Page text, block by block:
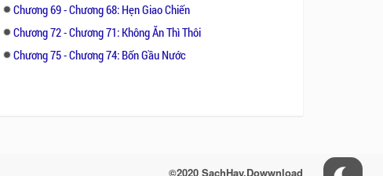
Chương 69 - Chương 68: Hẹn Giao Chiến
Chương 72 - Chương 71: Không Ăn Thì Thôi
Chương 75 - Chương 74: Bốn Gầu Nước
©2020 SachHay.Dowwnload